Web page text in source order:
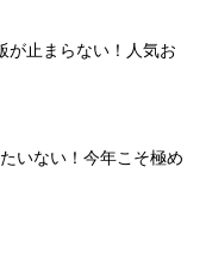
が止まらない！人気お
いない！今年こそ極め